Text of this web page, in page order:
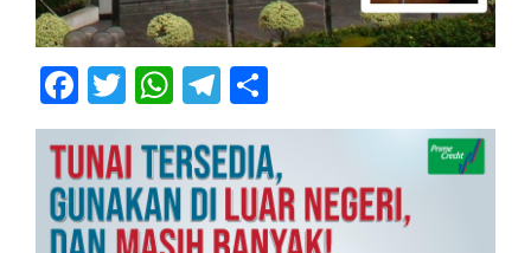
Facebook
Twitter
WhatsApp
Telegram